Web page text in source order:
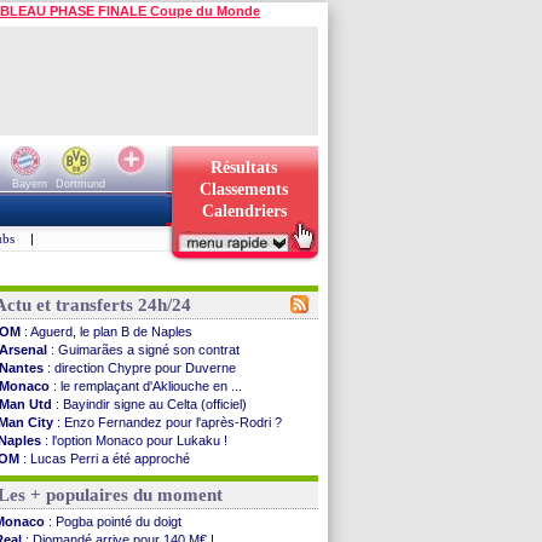
PHASE FINALE Coupe du Monde
Bayern
Dortmund
Résultats
Classements
Calendriers
|
et transferts 24h/24
OM : Aguerd, le plan B de Naples
Arsenal : Guimarães a signé son contrat
Nantes : direction Chypre pour Duverne
Monaco : le remplaçant d'Akliouche en ...
Man Utd : Bayindir signe au Celta (officiel)
City : Enzo Fernandez pour l'après-Rodri ?
: l'option Monaco pour Lukaku !
: Lucas Perri a été approché
PSG: le coach de l'Ajax insiste pour Godts
PSG : une 2e offre en préparation pour Godts
Francfort: Dina Ebimbe signe à Schalke (off.)
Strasbourg: Saïdou Sow prêté à Nantes (off.)
+ populaires du moment
: Pogba pointé du doigt